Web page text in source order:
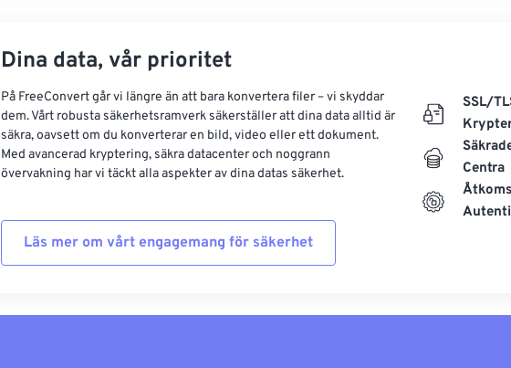
Dina data, vår prioritet
På FreeConvert går vi längre än att bara konvertera filer – vi skyddar
dem. Vårt robusta säkerhetsramverk säkerställer att dina data alltid är
säkra, oavsett om du konverterar en bild, video eller ett dokument.
Med avancerad kryptering, säkra datacenter och noggrann
övervakning har vi täckt alla aspekter av dina datas säkerhet.
Läs mer om vårt engagemang för säkerhet
SSL/
Centra